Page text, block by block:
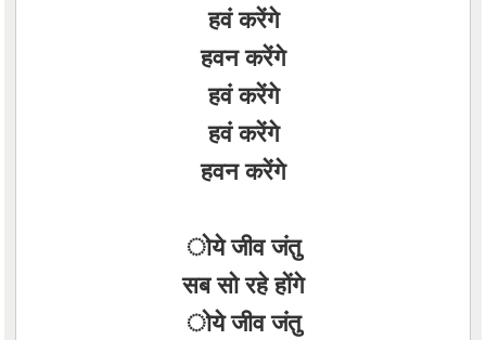
हवं करेंगे
हवन करेंगे
हवं करेंगे
हवं करेंगे
हवन करेंगे
ोये जीव जंतु
सब सो रहे होंगे
ोये जीव जंतु